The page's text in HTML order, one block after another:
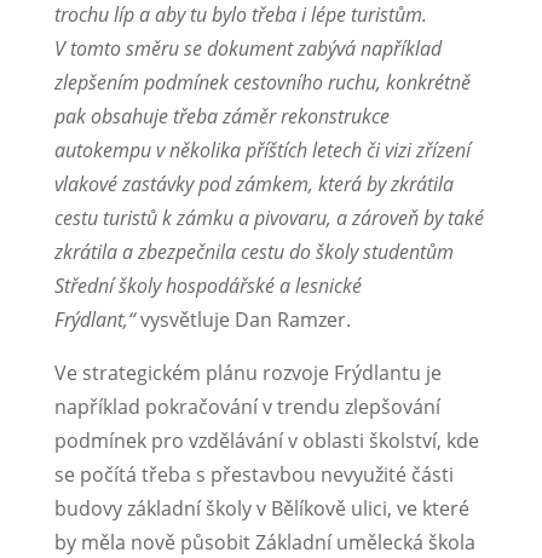
trochu líp a aby tu bylo třeba i lépe turistům.
V tomto směru se dokument zabývá například
zlepšením podmínek cestovního ruchu, konkrétně
pak obsahuje třeba záměr rekonstrukce
autokempu v několika příštích letech či vizi zřízení
vlakové zastávky pod zámkem, která by zkrátila
cestu turistů k zámku a pivovaru, a zároveň by také
zkrátila a zbezpečnila cestu do školy studentům
Střední školy hospodářské a lesnické
Frýdlant,“vysvětluje Dan Ramzer.
Ve strategickém plánu rozvoje Frýdlantu je
například pokračování v trendu zlepšování
podmínek pro vzdělávání v oblasti školství, kde
se počítá třeba s přestavbou nevyužité části
budovy základní školy v Bělíkově ulici, ve které
by měla nově působit Základní umělecká škola